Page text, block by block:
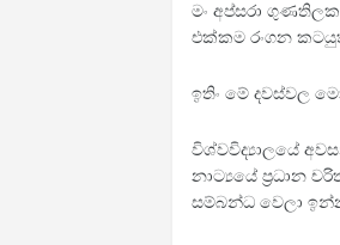
මං අප්සරා
එක්කම රංගන
ඉතිං මේ දවස්වල
විශ්වවිද්‍යාලයේ
නාට්‍යයේ ප්‍රධාන
සම්බන්ධ වෙලා